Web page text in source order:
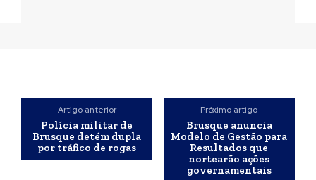
Artigo anterior
Polícia militar de
Brusque detém dupla
por tráfico de rogas
Próximo artigo
Brusque anuncia
Modelo de Gestão para
Resultados que
nortearão ações
governamentais